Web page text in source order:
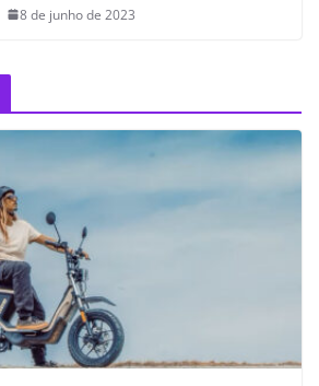
8 de junho de 2023